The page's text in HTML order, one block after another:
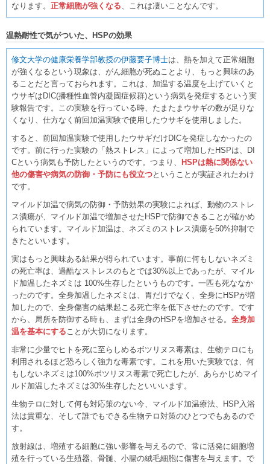
なります。 正常細胞が強くなる 、これは凄いことなんです。
温熱耐性で気がついた、HSPの効果
修文大学の健康栄養学部教授の伊藤要子博士は、熱を加えて正常細胞
が強くなるという現象は、がん細胞が死ぬことより、もっと興味のあ
ることだと言っておられます。これは、加温する温度を上げていくと
ウサギはDIC(播種性血管内凝固症候群)という病気を発症するという実
験報告です。この実験を行っている時、たまたまウサギの数が足りな
くなり、仕方なく前回加温実験で使用したウサギを使用しました。
すると、前回加温実験で使用したウサギだけDICを発症しなかったの
です。前に行った実験の「熱ストレス」によって増加したHSPは、DI
Cという病気も予防したというのです。つまり、
HSPは熱に関係ない
他の傷害や病気の防御・予防にも役立つということが実証されたわけ
です。
マイルド加温で病気の防御・予防効果の実験によれば、動物のストレ
ス潰瘍が、マイルド加温で増加させたHSPで防御できることが確かめ
られています。マイルド加温は、ネズミのストレス潰瘍を50%抑制で
きたといいます。
実はもっと興味ある結果が得られています。事前に何もしないネズミ
の死亡率は、過酷なストレスのもとでは30%以上であったが、マイル
ド加温したネズミは 100%生存したというものです。一匹も死ななか
ったのです。全身加温したネズミは、胃だけでなく、全身にHSPが増
加したので、全身傷害の結果起こる死亡率を低下させたのです。です
から、局所を防御する時も、まずは全身のHSPを増加させる。 全身加
温を基本にする ことが大切になります。
非常に少量でヒトを死に至らしめるボツリヌス毒素は、生物テロにも
利用されるほど恐ろしく強力な毒素です。これを用いた実験では、何
もしないネズミは100%ボツリヌス毒素で死亡したが、あらかじめマイ
ルド加温したネズミは30%生存したといいいます。
生物テロに対して何も対応策のない今、マイルド加温療法、HSP入浴
法は貴重な、そして誰でもできる生物テロ対策のひとつでもあるので
す。
放射線は、増殖する細胞に強い影響を与えるので、常に活発に細胞増
殖を行っている生殖器、骨髄、小腸の絨毛細胞に傷害を与えます。で